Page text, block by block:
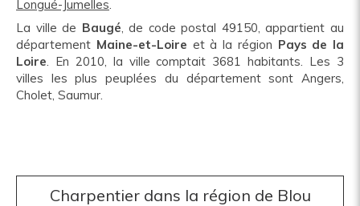
Longué-Jumelles.
La ville de Baugé, de code postal 49150, appartient au
département Maine-et-Loire et à la région Pays de la
Loire. En 2010, la ville comptait 3681 habitants. Les 3
villes les plus peuplées du département sont Angers,
Cholet, Saumur.
Charpentier dans la région de Blou